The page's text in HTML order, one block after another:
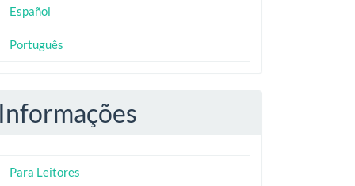
Español
Português
Informações
Para Leitores